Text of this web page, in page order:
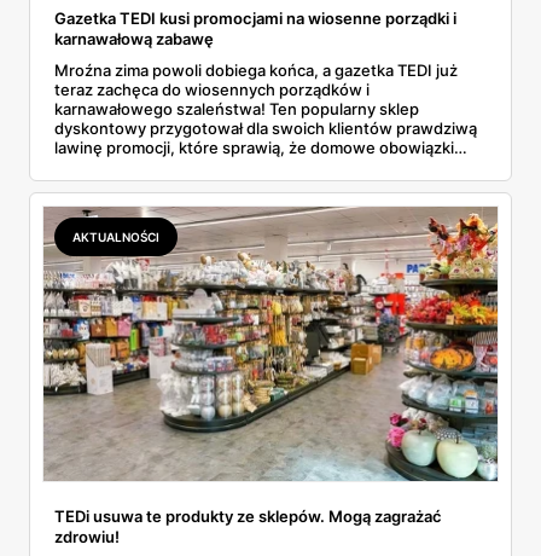
Gazetka TEDI kusi promocjami na wiosenne porządki i
karnawałową zabawę
Mroźna zima powoli dobiega końca, a gazetka TEDI już
teraz zachęca do wiosennych porządków i
karnawałowego szaleństwa! Ten popularny sklep
dyskontowy przygotował dla swoich klientów prawdziwą
lawinę promocji, które sprawią, że domowe obowiązki
ale na pewno będą mniej uciążliwe! Nie da się ukryć, że
gazetka TEDI tym razem naprawdę pozytywnie zaskakuje.
Znajdziemy w niej wszystko, czego potrzebujemy do
kompleksowych porządków - od podstawowych
akcesoriów po zaawansowany sprzęt. A co najlepsze?
Ceny naprawdę mogą zawrócić w głowie! I to nie jest
pusty slogan reklamowy.
AKTUALNOŚCI
TEDi usuwa te produkty ze sklepów. Mogą zagrażać
zdrowiu!